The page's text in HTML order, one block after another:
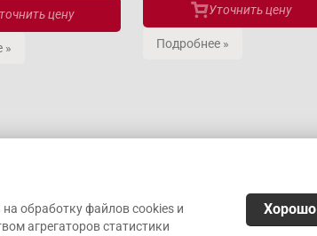
цену
»
Уточнить цену
Подробнее »
обработку файлов cookies и
агрегаторов статистики
Хорошо